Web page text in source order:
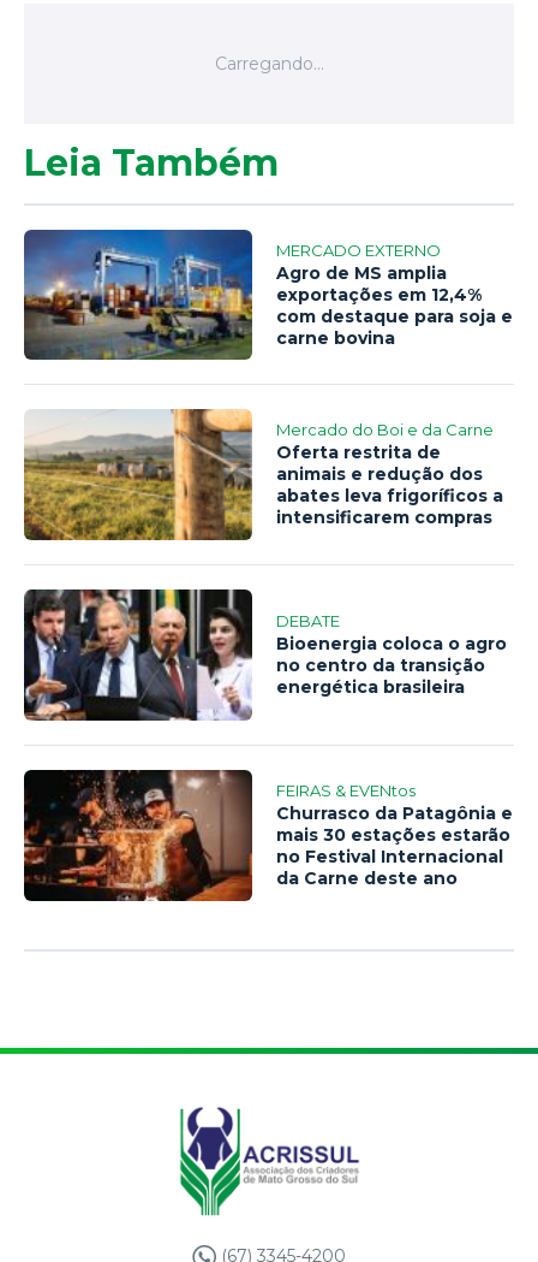
Leia Também
MERCADO EXTERNO
Agro de MS amplia
exportações em 12,4%
com destaque para soja e
carne bovina
Mercado do Boi e da Carne
Oferta restrita de
animais e redução dos
abates leva frigoríficos a
intensificarem compras
DEBATE
Bioenergia coloca o agro
no centro da transição
energética brasileira
FEIRAS & EVENtos
Churrasco da Patagônia e
mais 30 estações estarão
no Festival Internacional
da Carne deste ano
(67) 3345-4200